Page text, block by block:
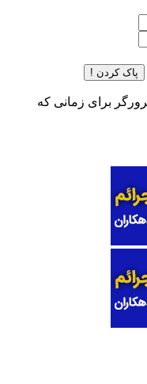
پاک کردن !
برای زمانی که